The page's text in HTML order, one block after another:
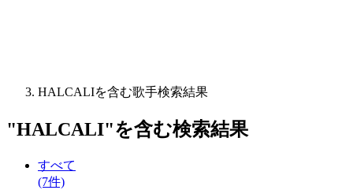
HALCALIを含む歌手検索結果
"HALCALI"を含む検索結果
すべて
(7件)